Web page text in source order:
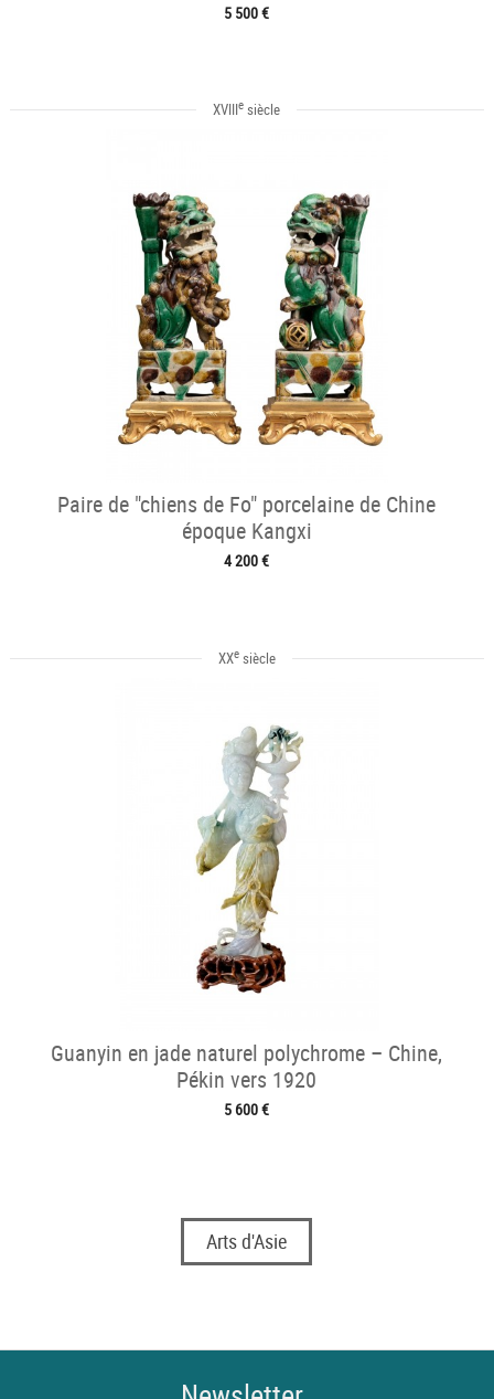
5 500 €
XVIIIe siècle
Paire de "chiens de Fo" porcelaine de Chine
époque Kangxi
4 200 €
XXesiècle
Guanyin en jade naturel polychrome – Chine,
Pékin vers 1920
5 600 €
Arts d'Asie